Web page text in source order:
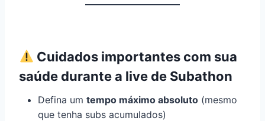
Cuidados importantes com sua
saúde durante a live de Subathon
Defina um tempo máximo absoluto (mesmo
que tenha subs acumulados)